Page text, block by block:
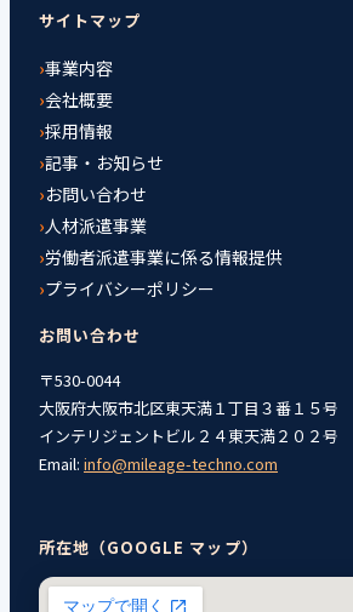
サイトマップ
事業内容
会社概要
採用情報
記事・お知らせ
お問い合わせ
人材派遣事業
労働者派遣事業に係る情報提供
プライバシーポリシー
お問い合わせ
〒530-0044
大阪府大阪市北区東天満１丁目３番１５号
インテリジェントビル２４東天満２０２号
Email: info@mileage-techno.com
所在地（GOOGLE マップ）